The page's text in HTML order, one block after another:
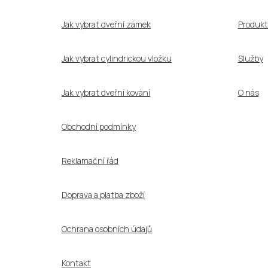
Jak vybrat dveřní zámek
Jak vybrat cylindrickou vložku
Jak vybrat dveřní kování
Obchodní podmínky
Reklamační řád
Doprava a platba zboží
Ochrana osobních údajů
Kontakt
Služby
O nás